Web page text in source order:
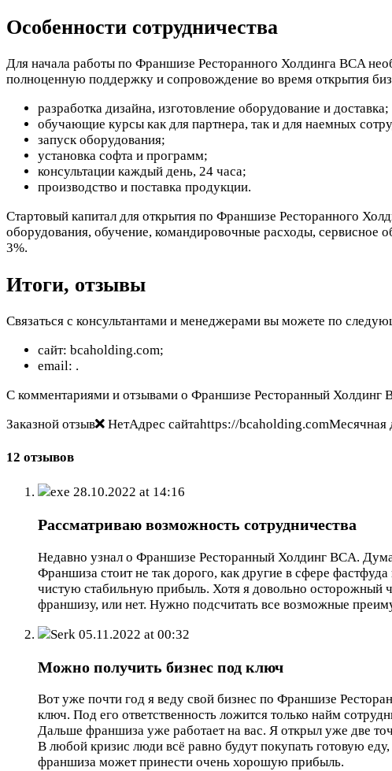
Особенности сотрудничества
Для начала работы по Франшизе Ресторанного Холдинга BCA
полноценную поддержку и сопровождение во время открытия
разработка дизайна, изготовление оборудование и доставка;
обучающие курсы как для партнера, так и для наемных
запуск оборудования;
установка софта и программ;
консультации каждый день, 24 часа;
производство и поставка продукции.
Стартовый капитал для открытия по Франшизе Ресторанного
оборудования, обучение, командировочные расходы, сервисное
3%.
Итоги, отзывы
Связаться с консультантами и менеджерами вы можете по
сайт: bcaholding.com;
email: .
С комментариями и отзывами о Франшизе Ресторанный Холдинг
Заказной отзыв
НетАдрес сайтаhttps://
12 отзывов
exe 28.10.2022 at 14:16
Рассматриваю возможность сотрудничества
Недавно узнал о Франшизе Ресторанный Холдинг BCA.
Франшиза стоит не так дорого, как другие в сфере
чистую стабильную прибыль. Хотя я довольно осторожный
франшизу, или нет. Нужно подсчитать все возможные
Serk 05.11.2022 at 00:32
Можно получить бизнес под ключ
Вот уже почти год я веду свой бизнес по Франшизе
ключ. Под его ответственность ложится только найм
Дальше франшиза уже работает на вас. Я открыл уже две
В любой кризис люди всё равно будут покупать готовую
франшиза может принести очень хорошую прибыль.